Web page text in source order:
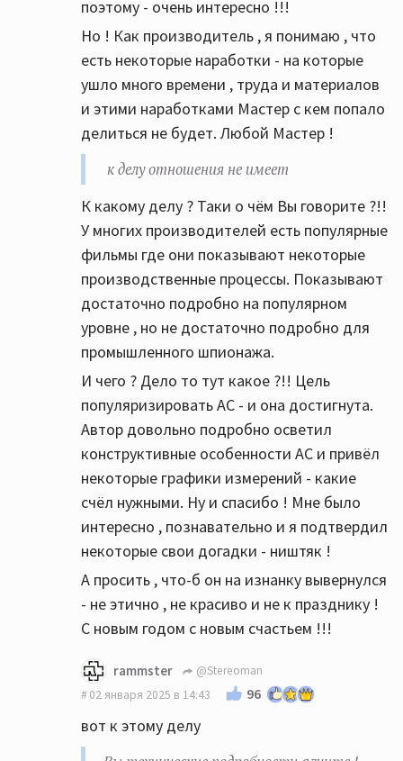
поэтому - очень интересно !!!
Но ! Как производитель , я понимаю , что
есть некоторые наработки - на которые
ушло много времени , труда и материалов
и этими наработками Мастер с кем попало
делиться не будет. Любой Мастер !
к делу отношения не имеет
К какому делу ? Таки о чём Вы говорите ?!!
У многих производителей есть популярные
фильмы где они показывают некоторые
производственные процессы. Показывают
достаточно подробно на популярном
уровне , но не достаточно подробно для
промышленного шпионажа.
И чего ? Дело то тут какое ?!! Цель
популяризировать АС - и она достигнута.
Автор довольно подробно осветил
конструктивные особенности АС и привёл
некоторые графики измерений - какие
счёл нужными. Ну и спасибо ! Мне было
интересно , познавательно и я подтвердил
некоторые свои догадки - ништяк !
А просить , что-б он на изнанку вывернулся
- не этично , не красиво и не к празднику !
С новым годом с новым счастьем !!!
rammster
@Stereoman
02 января 2025 в 14:43
96
вот к этому делу